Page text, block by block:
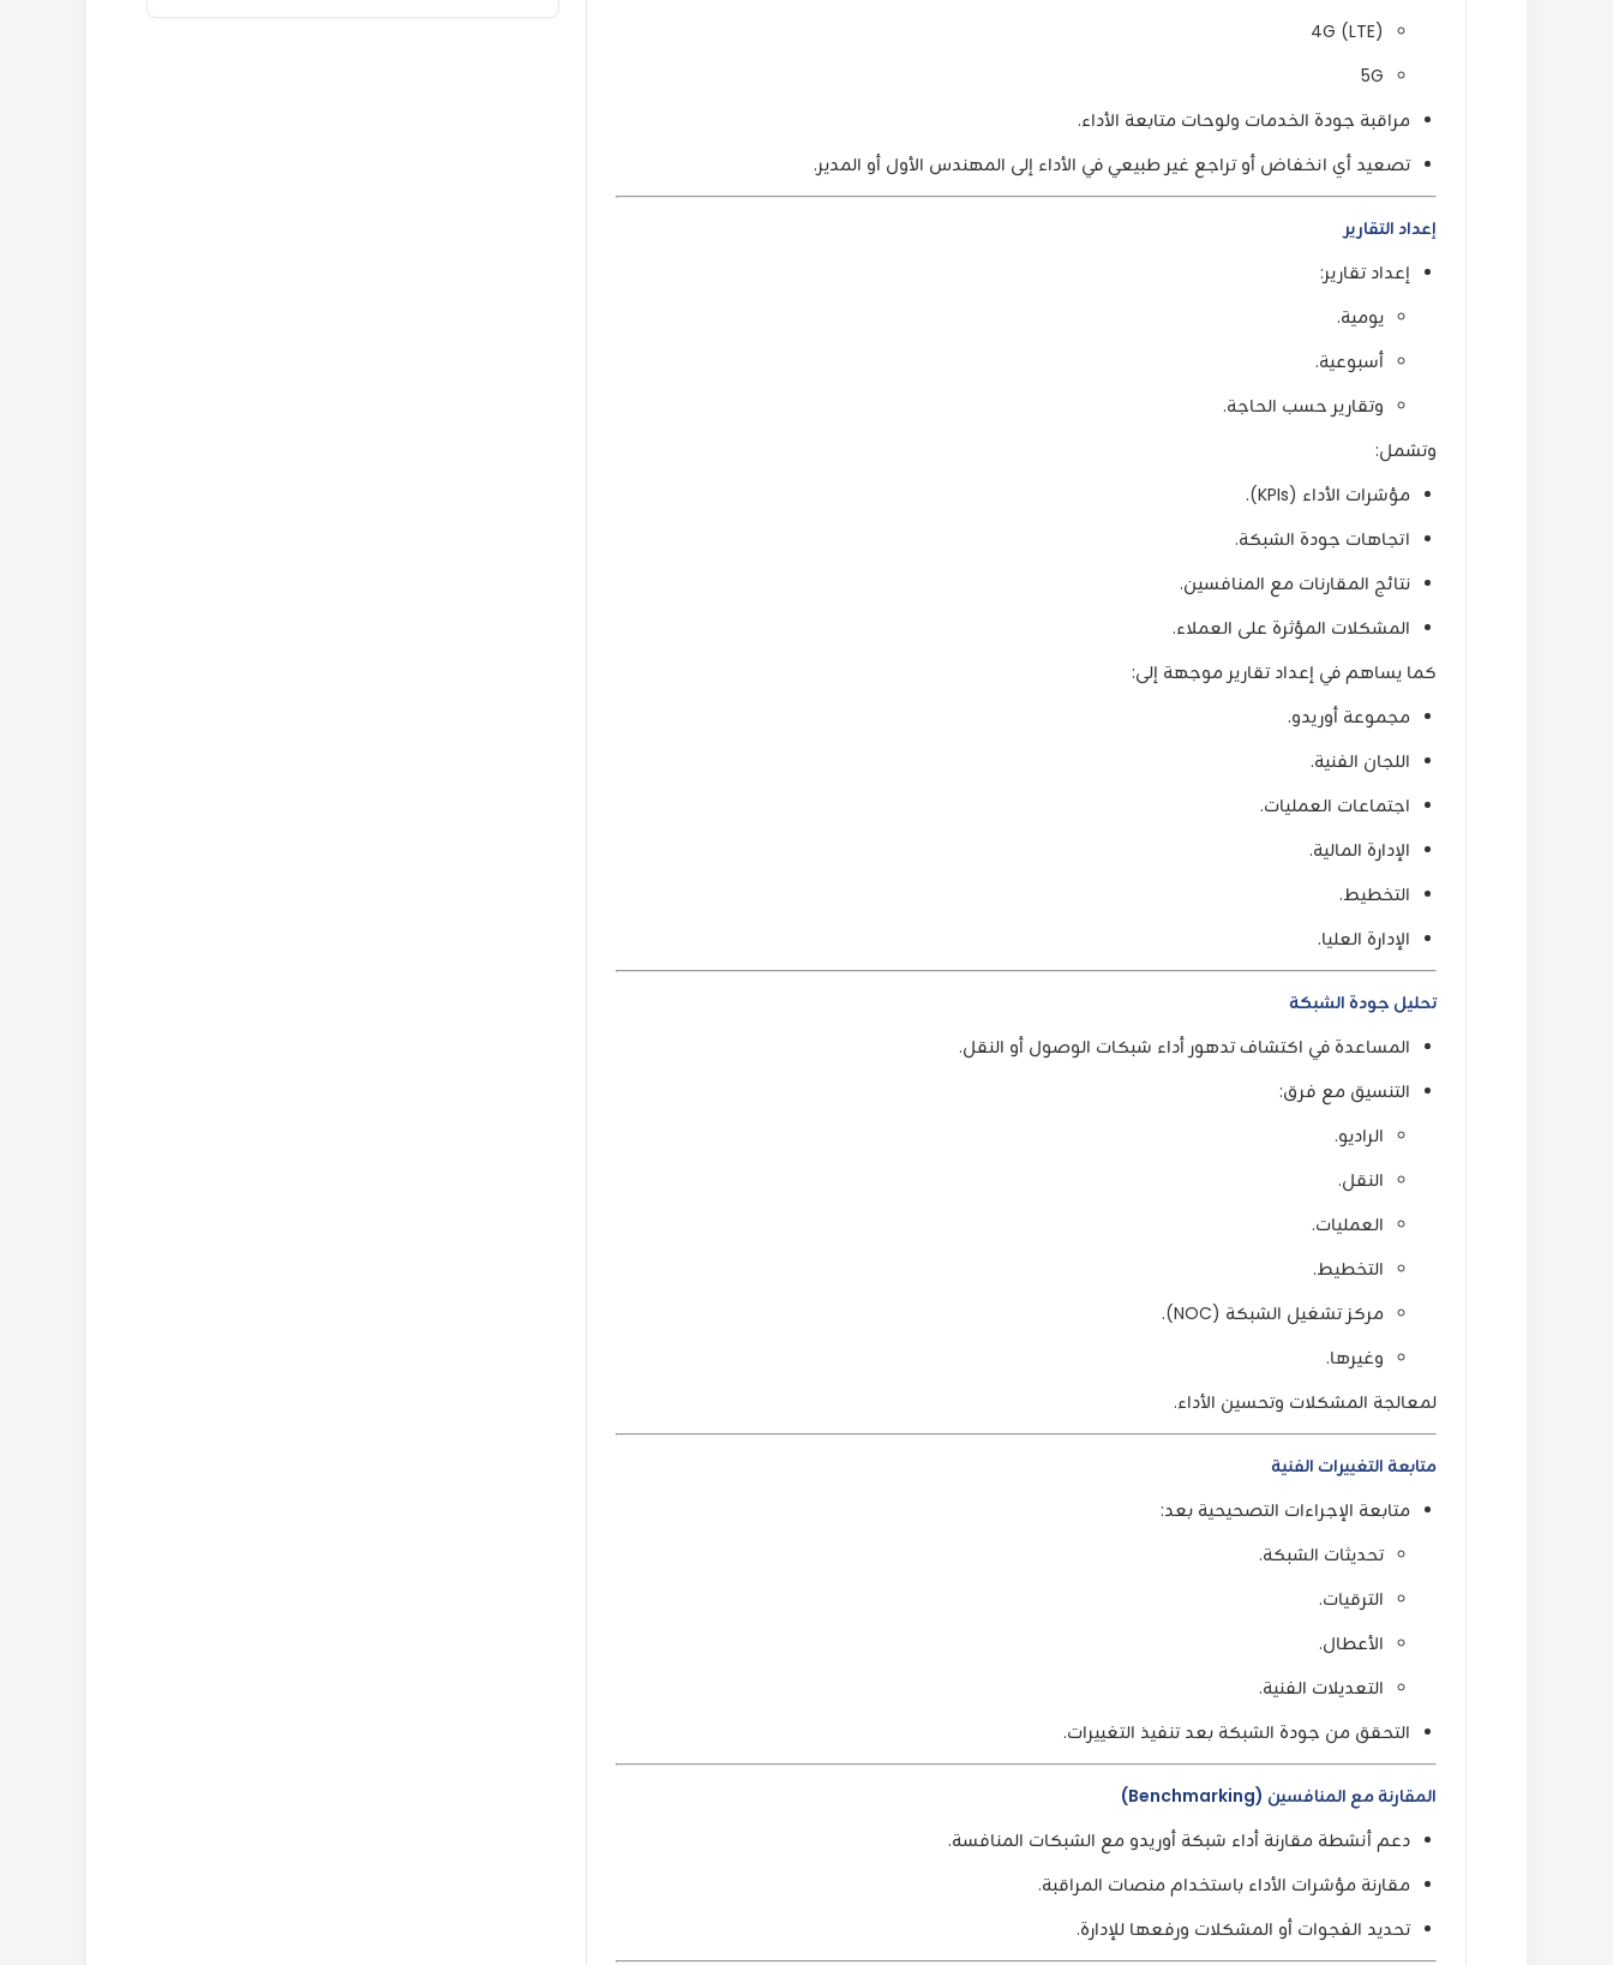
4G (LTE)
5G
مراقبة جودة الخدمات ولوحات متابعة الأداء.
تصعيد أي انخفاض أو تراجع غير طبيعي في الأداء إلى المهندس الأول أو المدير.
إعداد التقارير
إعداد تقارير:
يومية.
أسبوعية.
وتقارير حسب الحاجة.
وتشمل:
مؤشرات الأداء (KPIs).
اتجاهات جودة الشبكة.
نتائج المقارنات مع المنافسين.
المشكلات المؤثرة على العملاء.
كما يساهم في إعداد تقارير موجهة إلى:
مجموعة أوريدو.
اللجان الفنية.
اجتماعات العمليات.
الإدارة المالية.
التخطيط.
الإدارة العليا.
تحليل جودة الشبكة
المساعدة في اكتشاف تدهور أداء شبكات الوصول أو النقل.
التنسيق مع فرق:
الراديو.
النقل.
العمليات.
التخطيط.
مركز تشغيل الشبكة (NOC).
وغيرها.
لمعالجة المشكلات وتحسين الأداء.
متابعة التغييرات الفنية
متابعة الإجراءات التصحيحية بعد:
تحديثات الشبكة.
الترقيات.
الأعطال.
التعديلات الفنية.
التحقق من جودة الشبكة بعد تنفيذ التغييرات.
المقارنة مع المنافسين (Benchmarking)
دعم أنشطة مقارنة أداء شبكة أوريدو مع الشبكات المنافسة.
مقارنة مؤشرات الأداء باستخدام منصات المراقبة.
تحديد الفجوات أو المشكلات ورفعها للإدارة.